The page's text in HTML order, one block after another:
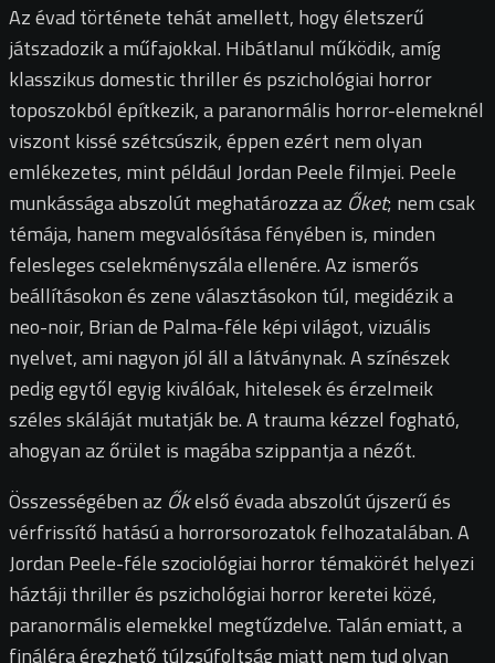
Az évad története tehát amellett, hogy életszerű
játszadozik a műfajokkal. Hibátlanul működik, amíg
klasszikus domestic thriller és pszichológiai horror
toposzokból építkezik, a paranormális horror-elemeknél
viszont kissé szétcsúszik, éppen ezért nem olyan
emlékezetes, mint például Jordan Peele filmjei. Peele
munkássága abszolút meghatározza az Őket; nem csak
témája, hanem megvalósítása fényében is, minden
felesleges cselekményszála ellenére. Az ismerős
beállításokon és zene választásokon túl, megidézik a
neo-noir, Brian de Palma-féle képi világot, vizuális
nyelvet, ami nagyon jól áll a látványnak. A színészek
pedig egytől egyig kiválóak, hitelesek és érzelmeik
széles skáláját mutatják be. A trauma kézzel fogható,
ahogyan az őrület is magába szippantja a nézőt.
Összességében az Őkelső évada abszolút újszerű és
vérfrissítő hatású a horrorsorozatok felhozatalában. A
Jordan Peele-féle szociológiai horror témakörét helyezi
háztáji thriller és pszichológiai horror keretei közé,
paranormális elemekkel megtűzdelve. Talán emiatt, a
fináléra érezhető túlzsúfoltság miatt nem tud olyan